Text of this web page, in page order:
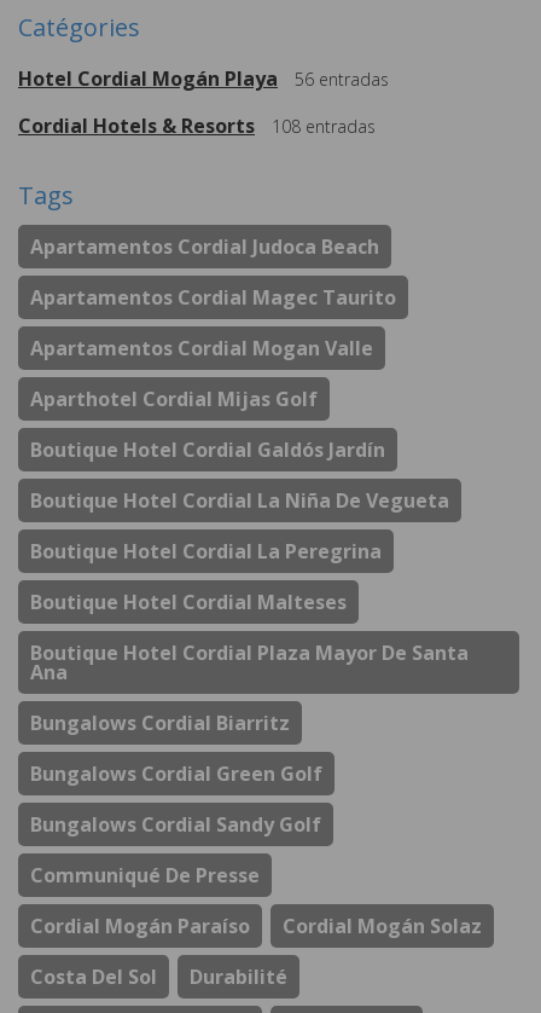
Catégories
Hotel Cordial Mogán Playa 56 entradas
Cordial Hotels & Resorts 108 entradas
Tags
Apartamentos Cordial Judoca Beach
Apartamentos Cordial Magec Taurito
Apartamentos Cordial Mogan Valle
Aparthotel Cordial Mijas Golf
Boutique Hotel Cordial Galdós Jardín
Boutique Hotel Cordial La Niña De Vegueta
Boutique Hotel Cordial La Peregrina
Boutique Hotel Cordial Malteses
Boutique Hotel Cordial Plaza Mayor De Santa
Ana
Bungalows Cordial Biarritz
Bungalows Cordial Green Golf
Bungalows Cordial Sandy Golf
Communiqué De Presse
Cordial Mogán Paraíso
Cordial Mogán Solaz
Costa Del Sol
Durabilité